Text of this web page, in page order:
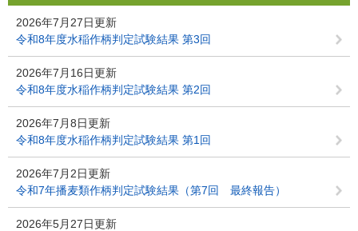
2026年7月27日更新
令和8年度水稲作柄判定試験結果 第3回
2026年7月16日更新
令和8年度水稲作柄判定試験結果 第2回
2026年7月8日更新
令和8年度水稲作柄判定試験結果 第1回
2026年7月2日更新
令和7年播麦類作柄判定試験結果（第7回 最終報告）
2026年5月27日更新